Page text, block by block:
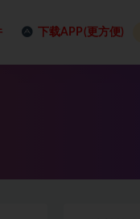
下载APP(更方便)